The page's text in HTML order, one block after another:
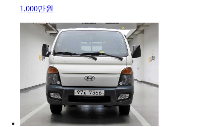
1,000만원